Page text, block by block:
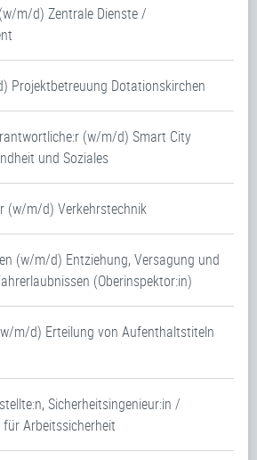
m/d) Zentrale Dienste /
Projektbetreuung Dotationskirchen
(w/m/d) Smart City
und Soziales
(w/m/d) Verkehrstechnik
(w/m/d) Entziehung, Versagung und
(Oberinspektor:in)
m/d) Erteilung von Aufenthaltstiteln
Sicherheitsingenieur:in /
Arbeitssicherheit